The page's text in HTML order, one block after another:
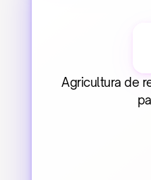
Agricultura de